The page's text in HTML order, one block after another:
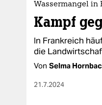
Wassermangel in
Kampf
In Frankreich
die
Von Selma
21.7.2024